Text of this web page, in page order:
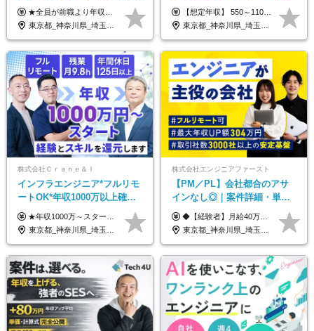
前職より年収UP/有給取得率
100%
★全員が前職より年収UPを実現！ ★前職給与より120％アップ実績あり ★前職給与を最大限に考慮 ★入社4年目で年収800万円の社員も在籍！ 年俸420万円～960万円（1/12を毎月支給）＋インセンティブ＋各種手当 ※経験・スキルを考慮の上、決定します ※試用期間6ヶ月あり（期間中の給与、待遇に差異はありません） ※上記金額には固定残業代(月20時間／月5.6万円)を含みます ※超過分は別途全額支給します
東京都_神奈川県_埼玉県_千葉県
／ITアーキテクト）
【想定年収】 550～1100万 【想定役職】 課長代理 主任 一般 ※これまでの経験・年齢などを考慮し、当社給与規則に基づき決定します。 ※残業手当 一般社員（定型勤務・フレックスタイム制）の場合：時間外労働連動支給 一般社員（専門業務型裁量労働制）・管理職の場合：なし 裁量労働の場合について裁量労働手当がございますが、超過分の時間外手当の支給はありません。 （固定残業手当ではないため） ※裁量労働手当 一般社員（専門業務型裁量労働制）の場合：別途、裁量労働手当の支給がございます。
東京都_神奈川県_埼玉県_千葉県_大阪府_愛知県_北海道_青森県_岩手県_宮城県_秋田県_山形県_福島県_茨城県_栃木県_群馬県_新潟県_山梨県_長野県_富山県_石川県_福井県_静岡県_岐阜県_三重県_兵庫県_京都府_滋賀県_奈良県_和歌山県_広島県_岡山県_鳥取県_島根県_山口県_徳島県_香川県_愛媛県_高知県_福岡県_熊本県_佐賀県_長崎県_大分県_宮崎県_鹿児島県_沖縄県
株式会社Ｃｒａｎｅ＆Ｉ
インフラエンジニア*フルリモ
ートOK*年収1000万以上確約*
前職給与保障*残業月9.8h*40
代50代活躍
★年収1000万～スタート！ 年俸1,000万円～1,162万8,000円（12分割） ※経験・スキルを考慮の上決定します ※上記金額には固定残業代（月30h分・158,400円～184,000円）を含みます ※超過分は別途全額支給します ※試用期間2ヶ月間あり（その他待遇に差異はありません）
東京都_神奈川県_埼玉県_千葉県_大阪府_愛知県_北海道_青森県_岩手県_宮城県_秋田県_山形県_福島県_茨城県_栃木県_群馬県_新潟県_山梨県_長野県_富山県_石川県_福井県_静岡県_岐阜県_三重県_兵庫県_京都府_滋賀県_奈良県_和歌山県_広島県_岡山県_鳥取県_島根県_山口県_徳島県_香川県_愛媛県_高知県_福岡県_熊本県_佐賀県_長崎県_大分県_宮崎県_鹿児島県_沖縄県
株式会社エンジニアファースト
【PM／PL】会社都合のアサ
インなし◎｜案件詳細・単
価・給与テーブル全公開！働
き方も年収も自分で選べる！
◆【経験者】月給40万円～120万円(固定残業代含む)+各種手当 ※月30時間（76,000円～）の固定残業代を含みます。 ※上記を超える時間外労働分は追加で支給。 ※6ヶ月の試用期間あり（条件に変動なし） ・年収平均176万円アップ ・前職給与を保証 ◆単価連動性×還元率84％～100％で収入の大幅UPが可能 ・案件単価が月50万円の場合：年収417万円 ・案件単価が月70万円の場合：年収584万円 ・案件単価が月100万円の場合：年収834万円
東京都_神奈川県_埼玉県_千葉県_大阪府_愛知県_北海道_青森県_岩手県_宮城県_秋田県_山形県_福島県_茨城県_栃木県_群馬県_新潟県_山梨県_長野県_富山県_石川県_福井県_静岡県_岐阜県_三重県_兵庫県_京都府_滋賀県_奈良県_和歌山県_広島県_岡山県_鳥取県_島根県_山口県_徳島県_香川県_愛媛県_高知県_福岡県_熊本県_佐賀県_長崎県_大分県_宮崎県_鹿児島県_沖縄県